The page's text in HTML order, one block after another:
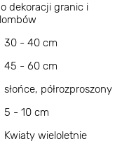
dekoracji granic i
30 - 40 cm
45 - 60 cm
słońce, półrozproszony
5 - 10 cm
Kwiaty wieloletnie